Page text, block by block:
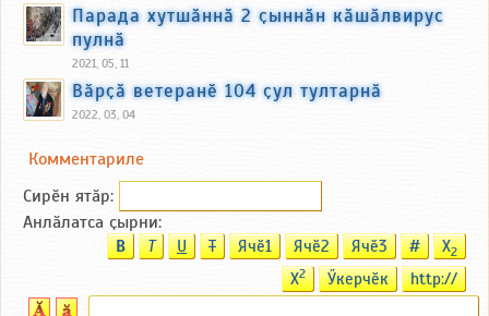
Парада хутшӑннӑ 2 ҫыннӑн кӑшӑлвирус
пулнӑ
2021, 05, 11
Вӑрҫӑ ветеранӗ 104 ҫул тултарнӑ
2022, 03, 04
Комментариле
Сирӗн ятӑp:
Анлӑлатса ҫырни:
B T U T Ячӗ1 Ячӗ2 Ячӗ3 # X2
X2 Ӳкерчӗк http://